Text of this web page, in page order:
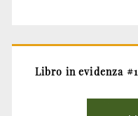
Libro in evidenza #1